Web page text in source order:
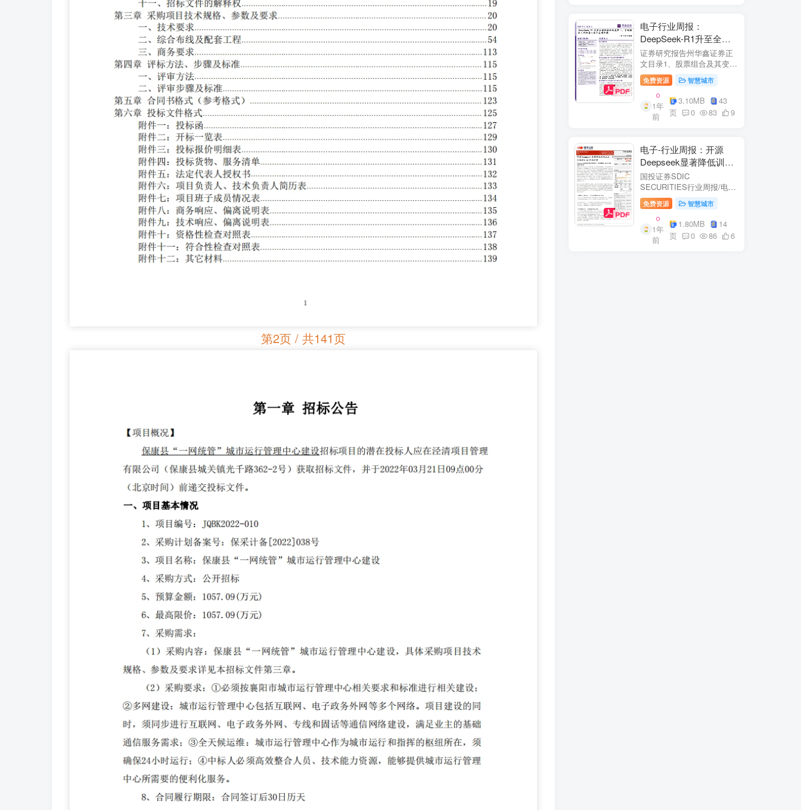
第2页 / 共141页
电子行业周报：
DeepSeek-R1升至全球
风格控制类第一，宇树推
出人形机器人首个应用方
案
证券研究报告州华鑫证券正
文目录1、股票组合及其变
化.51.1、本周重点推荐及推
荐组...51.2、海外龙头一
览。62、周度行情分析及展
望.…82.1、周涨幅排行…
2.2、行业重点公司估值水平
免费资源 智慧城市
1年
前
3.10MB
43
页
0 83 9
电子-行业周报：开源
Deepseek显著降低训练
成本，关注推理与AI终端
进展
国投证券SDIC
SECURITIES行业周报/电于
目内容目录1.本周新闻一
览.42.行业数据跟踪.…62.1.
半导体：半导体行业：两大
收购事件来袭...62.2.SiC:8家
碳化硅相关企业完成融
免费资源 智慧城市
1年
前
1.80MB
14
页
0 86 6